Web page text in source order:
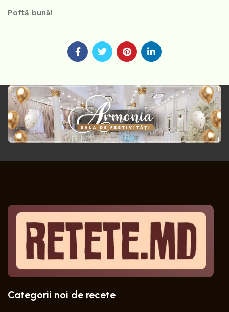
Poftă bună!
Categorii noi de recete